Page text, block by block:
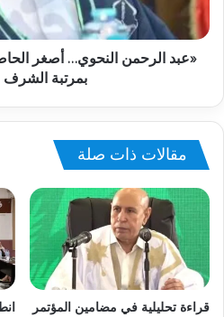
«عبد الرحمن النحوي… أصغر
بمرتبة الشرف
مقالات ذات صلة
قراءة تحليلية في مضامين المؤتمر